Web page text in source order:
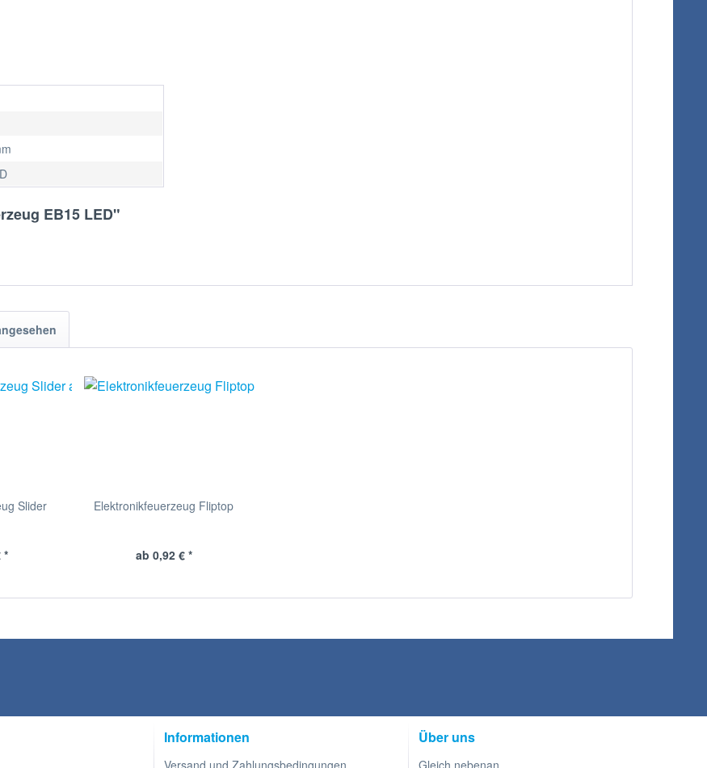
EB15 LED"
Slider
*
Elektronikfeuerzeug Fliptop
ab 0,92 € *
Informationen Über uns